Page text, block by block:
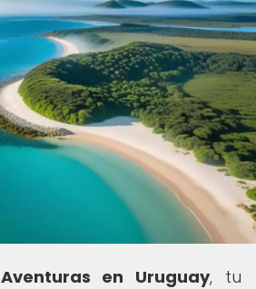
Aventuras en Uruguay, tu